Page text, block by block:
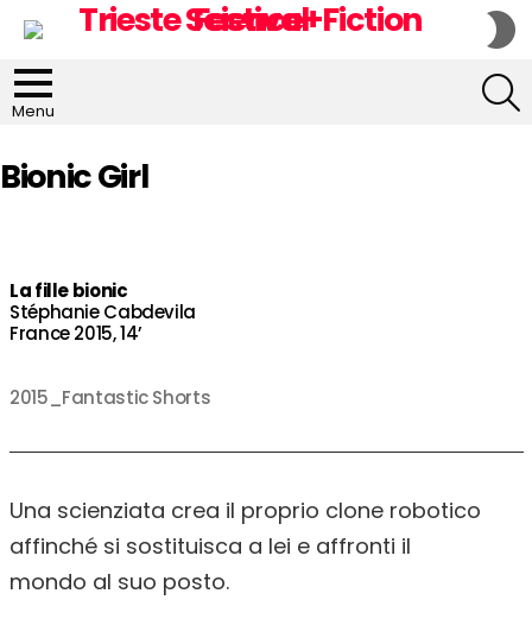
Menu
Bionic Girl
La fille bionic
Stéphanie Cabdevila
France 2015, 14’
2015_Fantastic Shorts
Una scienziata crea il proprio clone robotico
affinché si sostituisca a lei e affronti il
mondo al suo posto.